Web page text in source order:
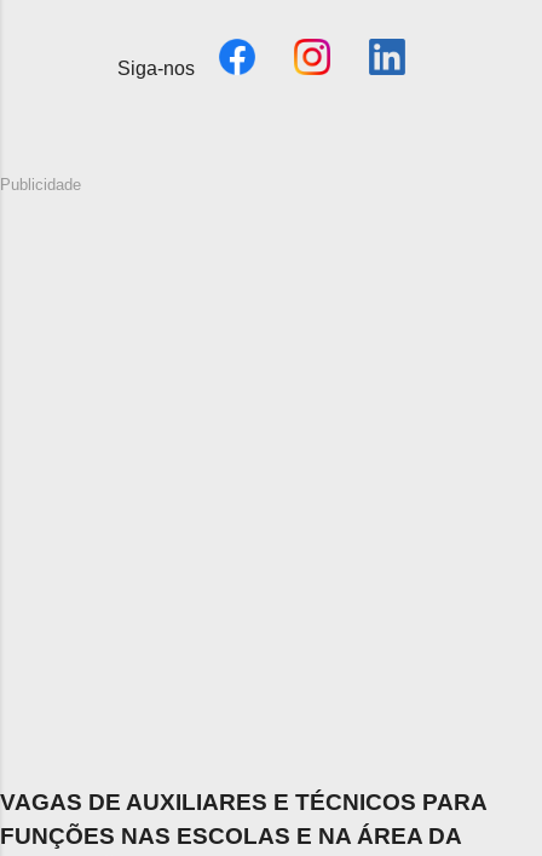
Siga-nos
Publicidade
VAGAS DE AUXILIARES E TÉCNICOS PARA
FUNÇÕES NAS ESCOLAS E NA ÁREA DA